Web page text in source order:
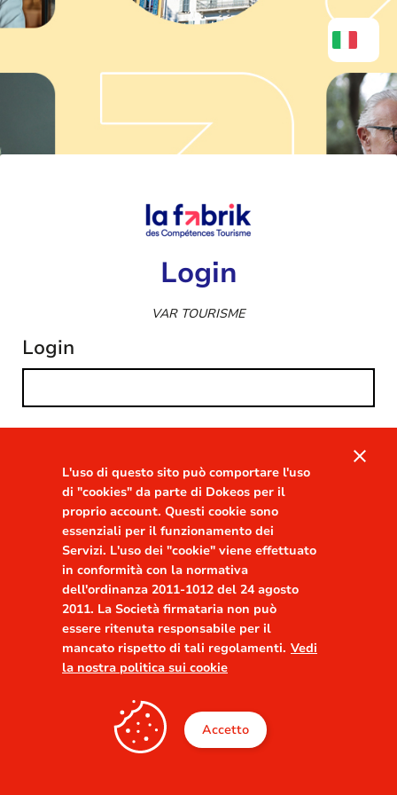
Login
VAR TOURISME
Login
Ricordami Hai dimenticato la password?
L'uso di questo sito può comportare l'uso
di "cookies" da parte di Dokeos per il
proprio account. Questi cookie sono
essenziali per il funzionamento dei
Servizi. L'uso dei "cookie" viene effettuato
in conformità con la normativa
dell'ordinanza 2011-1012 del 24 agosto
2011. La Società firmataria non può
essere ritenuta responsabile per il
mancato rispetto di tali regolamenti. Vedi
la nostra politica sui cookie
Accetto
close